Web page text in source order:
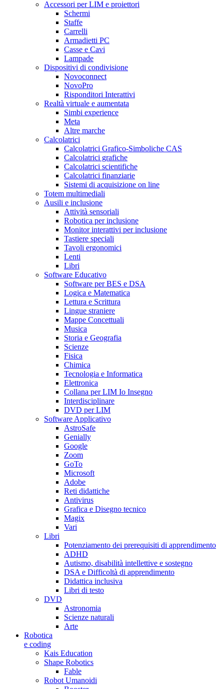
Accessori per LIM e proiettori
Schermi
Staffe
Carrelli
Armadietti PC
Casse e Cavi
Lampade
Dispositivi di condivisione
Novoconnect
NovoPro
Risponditori Interattivi
Realtà virtuale e aumentata
Simbi experience
Meta
Altre marche
Calcolatrici
Calcolatrici Grafico-Simboliche CAS
Calcolatrici grafiche
Calcolatrici scientifiche
Calcolatrici finanziarie
Sistemi di acquisizione on line
Totem multimediali
Ausili e inclusione
Attività sensoriali
Robotica per inclusione
Monitor interattivi per inclusione
Tastiere speciali
Tavoli ergonomici
Lenti
Libri
Software Educativo
Software per BES e DSA
Logica e Matematica
Lettura e Scrittura
Lingue straniere
Mappe Concettuali
Musica
Storia e Geografia
Scienze
Fisica
Chimica
Tecnologia e Informatica
Elettronica
Collana per LIM Io Insegno
Interdisciplinare
DVD per LIM
Software Applicativo
AstroSafe
Genially
Google
Zoom
GoTo
Microsoft
Adobe
Reti didattiche
Antivirus
Grafica e Disegno tecnico
Magix
Vari
Libri
Potenziamento dei prerequisiti di apprendimento
ADHD
Autismo, disabilità intellettive e sostegno
DSA e Difficoltà di apprendimento
Didattica inclusiva
Libri di testo
DVD
Astronomia
Scienze naturali
Arte
Robotica
e coding
Kais Education
Shape Robotics
Fable
Robot Umanoidi